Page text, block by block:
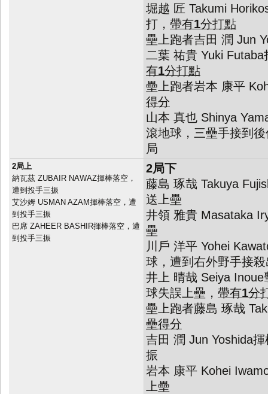
堀越 匠 Takumi
打， 帶有1分打點
壘上跑者吉田 潤 Jun
二葉 祐貴 Yuki
有1分打點
壘上跑者岩本 康平
得分
山本 真也 Shinya
滾地球，三壘手接到
局
2局上
納瓦茲 ZUBAIR NAWAZ揮棒落空，
遭到投手三振
艾沙姆 USMAN AZAM揮棒落空，遭
到投手三振
巴席 ZAHEER BASHIR揮棒落空，遭
到投手三振
2局下
藤島 琢哉 Takuya
送上壘
井領 雅貴 Masataka
壘
川戶 洋平 Yohei
球，遭到右外野手接
井上 晴哉 Seiya
球失誤上壘， 帶有1分
壘上跑者藤島 琢哉
壘得分
吉田 潤 Jun Yoshida
振
岩本 康平 Kohei
上壘